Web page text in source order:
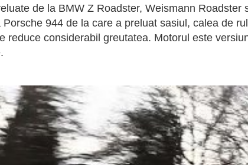
de la BMW Z Roadster, Weismann
944 de la care a preluat sasiul, calea de
considerabil greutatea. Motorul este